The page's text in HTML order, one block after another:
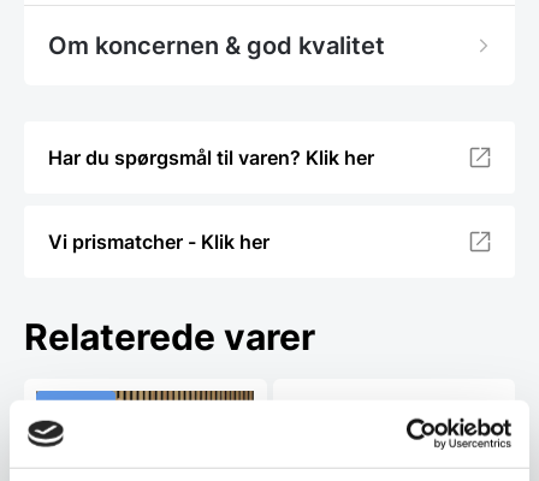
Om koncernen & god kvalitet
Har du spørgsmål til varen? Klik her
Vi prismatcher - Klik her
Relaterede varer
Populært